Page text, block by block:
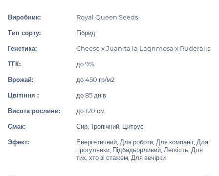
Виробник:
Royal Queen Seeds
Тип сорту:
Гібрид
Генетика:
Cheese x Juanita la Lagrimosa x Ruderalis
ТГК:
до 9%
Врожай:
до 450 гр/м2
Цвітіння :
до 85 днів
Висота рослини:
до 120 см.
Смак:
Сир, Тропічний, Цитрус
Эфект:
Енергетичний, Для роботи, Для компанії, Для
прогулянки, Підбадьорливий, Легкість, Для
тих, хто зі стажем, Для вечірки